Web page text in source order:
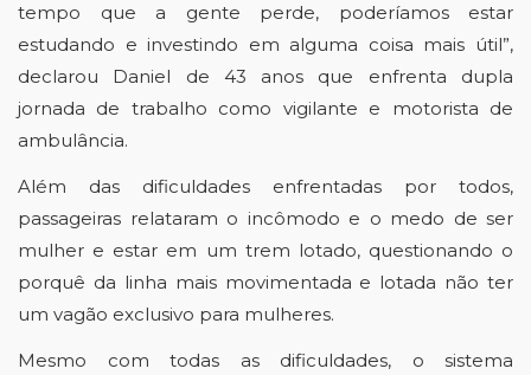
tempo que a gente perde, poderíamos estar
estudando e investindo em alguma coisa mais útil”,
declarou Daniel de 43 anos que enfrenta dupla
jornada de trabalho como vigilante e motorista de
ambulância.
Além das dificuldades enfrentadas por todos,
passageiras relataram o incômodo e o medo de ser
mulher e estar em um trem lotado, questionando o
porquê da linha mais movimentada e lotada não ter
um vagão exclusivo para mulheres.
Mesmo com todas as dificuldades, o sistema